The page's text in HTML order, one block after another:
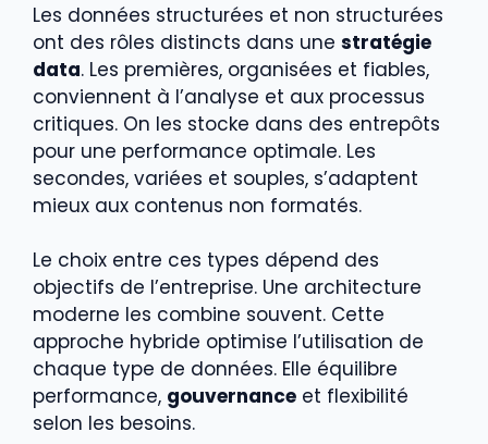
Les données structurées et non structurées
ont des rôles distincts dans une stratégie
data. Les premières, organisées et fiables,
conviennent à l’analyse et aux processus
critiques. On les stocke dans des entrepôts
pour une performance optimale. Les
secondes, variées et souples, s’adaptent
mieux aux contenus non formatés.
Le choix entre ces types dépend des
objectifs de l’entreprise. Une architecture
moderne les combine souvent. Cette
approche hybride optimise l’utilisation de
chaque type de données. Elle équilibre
performance, gouvernance et flexibilité
selon les besoins.